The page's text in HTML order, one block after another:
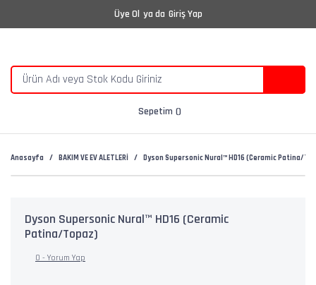
Üye Ol ya da Giriş Yap
Sepetim
Anasayfa BAKIM VE EV ALETLERİ Dyson Supersonic Nural™ HD16 (Ceramic Patina/
Dyson Supersonic Nural™ HD16 (Ceramic
Patina/Topaz)
0 - Yorum Yap